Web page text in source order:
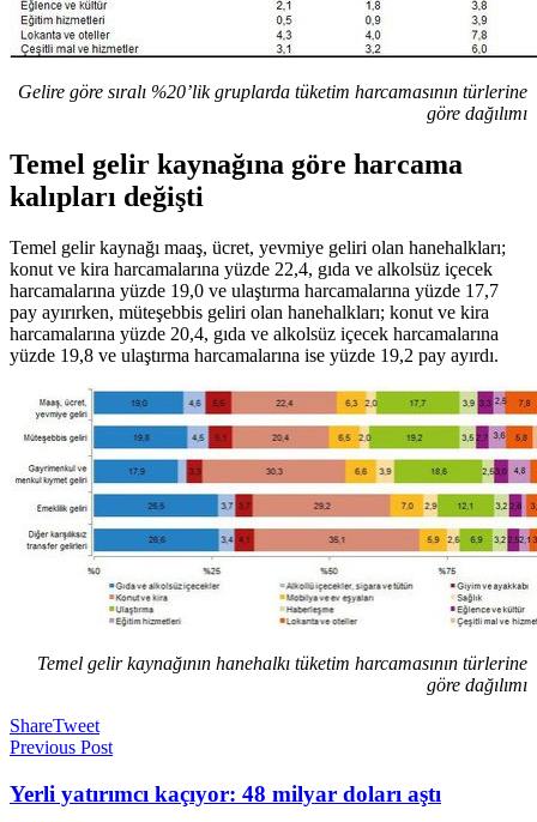
Gelire göre sıralı %20’lik gruplarda tüketim harcamasının türlerine
göre dağılımı
Temel gelir kaynağına göre harcama
kalıpları değişti
Temel gelir kaynağı maaş, ücret, yevmiye geliri olan hanehalkları;
konut ve kira harcamalarına yüzde 22,4, gıda ve alkolsüz içecek
harcamalarına yüzde 19,0 ve ulaştırma harcamalarına yüzde 17,7
pay ayırırken, müteşebbis geliri olan hanehalkları; konut ve kira
harcamalarına yüzde 20,4, gıda ve alkolsüz içecek harcamalarına
yüzde 19,8 ve ulaştırma harcamalarına ise yüzde 19,2 pay ayırdı.
Temel gelir kaynağının hanehalkı tüketim harcamasının türlerine
göre dağılımı
ShareTweet
Previous Post
Yerli yatırımcı kaçıyor: 48 milyar doları aştı